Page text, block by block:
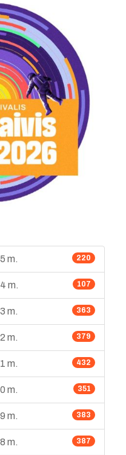
220
m.
107
m.
363
m.
379
m.
432
m.
351
m.
383
m.
387
m.